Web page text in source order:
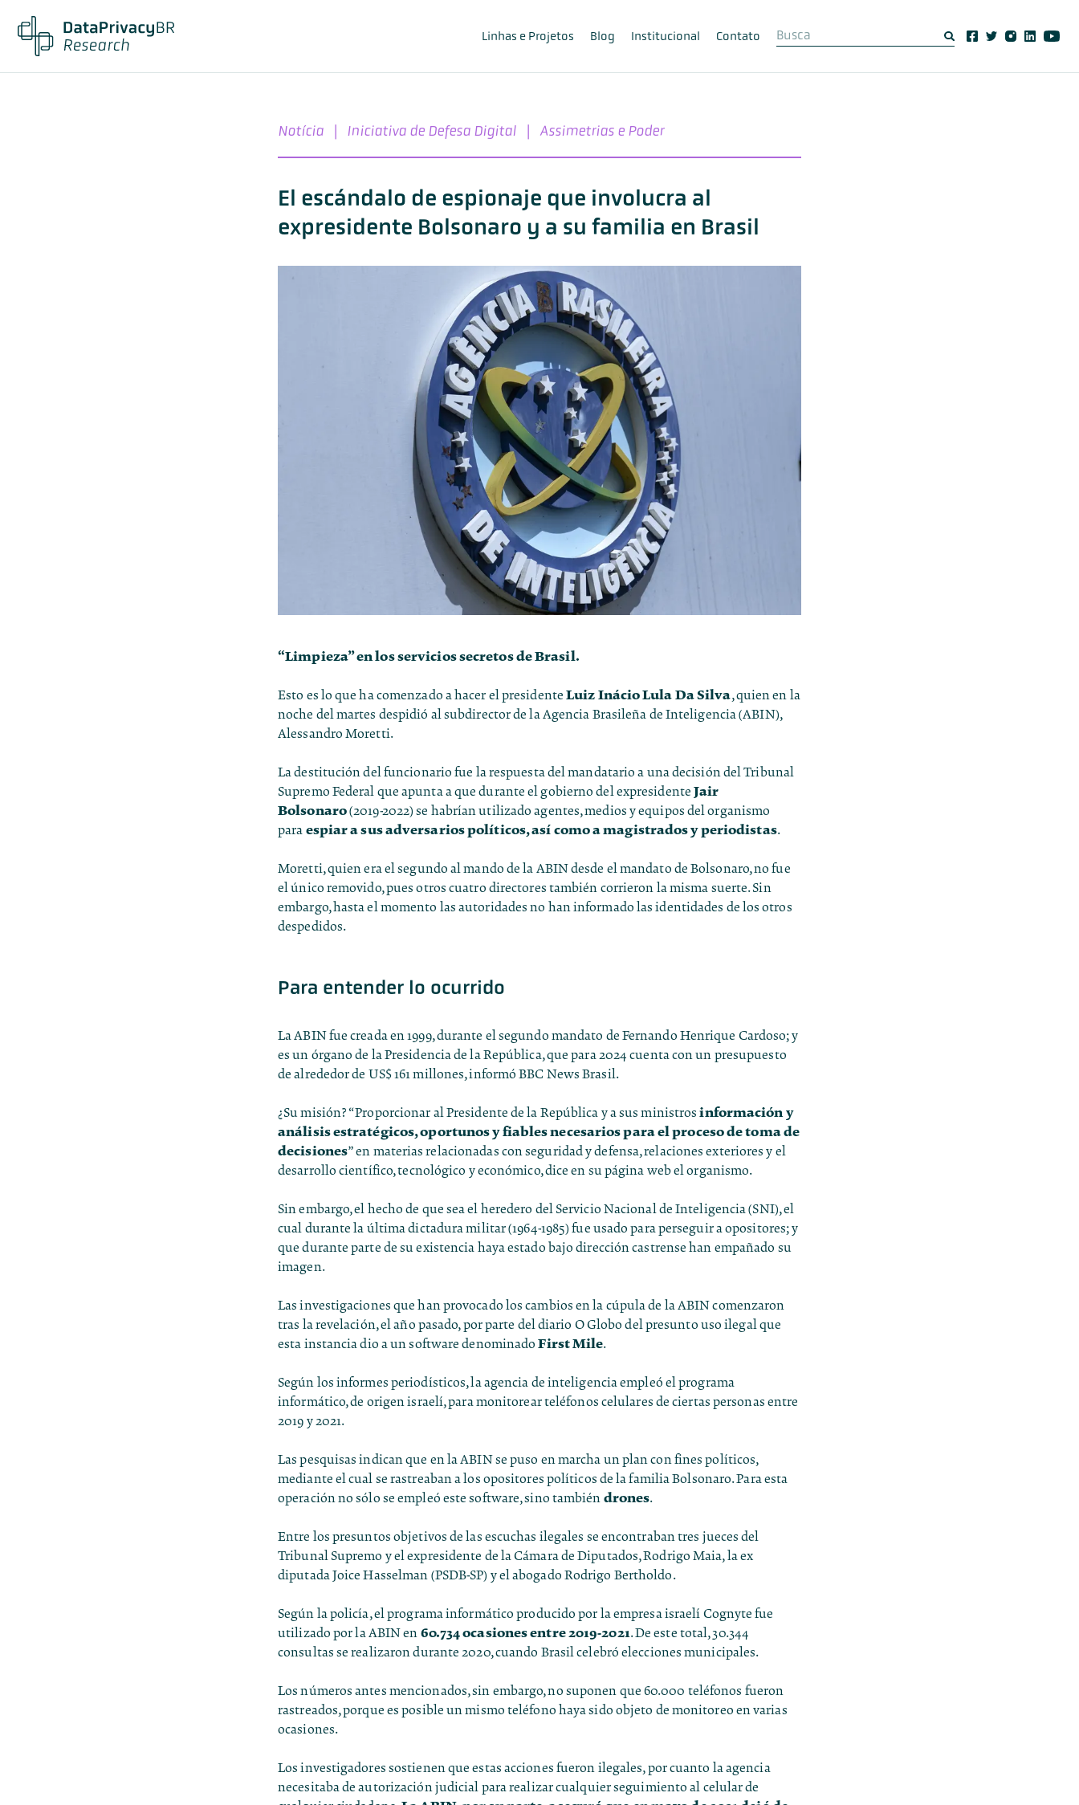
Linhas e Projetos Blog Institucional Contato
Notícia Iniciativa de Defesa Digital Assimetrias e Poder
El escándalo de espionaje que involucra al
expresidente Bolsonaro y a su familia en Brasil
“Limpieza” en los servicios secretos de Brasil.
Esto es lo que ha comenzado a hacer el presidente Luiz Inácio Lula Da Silva, quien en la
noche del martes despidió al subdirector de la Agencia Brasileña de Inteligencia (ABIN),
Alessandro Moretti.
La destitución del funcionario fue la respuesta del mandatario a una decisión del Tribunal
Supremo Federal que apunta a que durante el gobierno del expresidente Jair
Bolsonaro(2019-2022) se habrían utilizado agentes, medios y equipos del organismo
para espiar a sus adversarios políticos, así como a magistrados y periodistas.
Moretti, quien era el segundo al mando de la ABIN desde el mandato de Bolsonaro, no fue
el único removido, pues otros cuatro directores también corrieron la misma suerte. Sin
embargo, hasta el momento las autoridades no han informado las identidades de los otros
despedidos.
Para entender lo ocurrido
La ABIN fue creada en 1999, durante el segundo mandato de Fernando Henrique Cardoso; y
es un órgano de la Presidencia de la República, que para 2024 cuenta con un presupuesto
de alrededor de US$ 161 millones, informó BBC News Brasil.
¿Su misión? “Proporcionar al Presidente de la República y a sus ministrosinformación y
análisis estratégicos, oportunos y fiables necesarios para el proceso de toma de
decisiones” en materias relacionadas con seguridad y defensa, relaciones exteriores y el
desarrollo científico, tecnológico y económico, dice en su página web el organismo.
Sin embargo, el hecho de que sea el heredero del Servicio Nacional de Inteligencia (SNI), el
cual durante la última dictadura militar (1964-1985) fue usado para perseguir a opositores; y
que durante parte de su existencia haya estado bajo dirección castrense han empañado su
imagen.
Las investigaciones que han provocado los cambios en la cúpula de la ABIN comenzaron
tras la revelación, el año pasado, por parte del diario O Globo del presunto uso ilegal que
esta instancia dio a un software denominadoFirst Mile.
Según los informes periodísticos, la agencia de inteligencia empleó el programa
informático, de origen israelí, para monitorear teléfonos celulares de ciertas personas entre
2019 y 2021.
Las pesquisas indican que en la ABIN se puso en marcha un plan con fines políticos,
mediante el cual se rastreaban a los opositores políticos de la familia Bolsonaro. Para esta
operación no sólo se empleó este software, sino también drones.
Entre los presuntos objetivos de las escuchas ilegales se encontraban tres jueces del
Tribunal Supremo y el expresidente de la Cámara de Diputados, Rodrigo Maia, la ex
diputada Joice Hasselman (PSDB-SP) y el abogado Rodrigo Bertholdo.
Según la policía, el programa informático producido por la empresa israelí Cognyte fue
utilizado por la ABIN en 60.734 ocasiones entre 2019-2021. De este total, 30.344
consultas se realizaron durante 2020, cuando Brasil celebró elecciones municipales.
Los números antes mencionados, sin embargo, no suponen que 60.000 teléfonos fueron
rastreados, porque es posible un mismo teléfono haya sido objeto de monitoreo en varias
ocasiones.
Los investigadores sostienen que estas acciones fueron ilegales, por cuanto la agencia
necesitaba de autorización judicial para realizar cualquier seguimiento al celular de